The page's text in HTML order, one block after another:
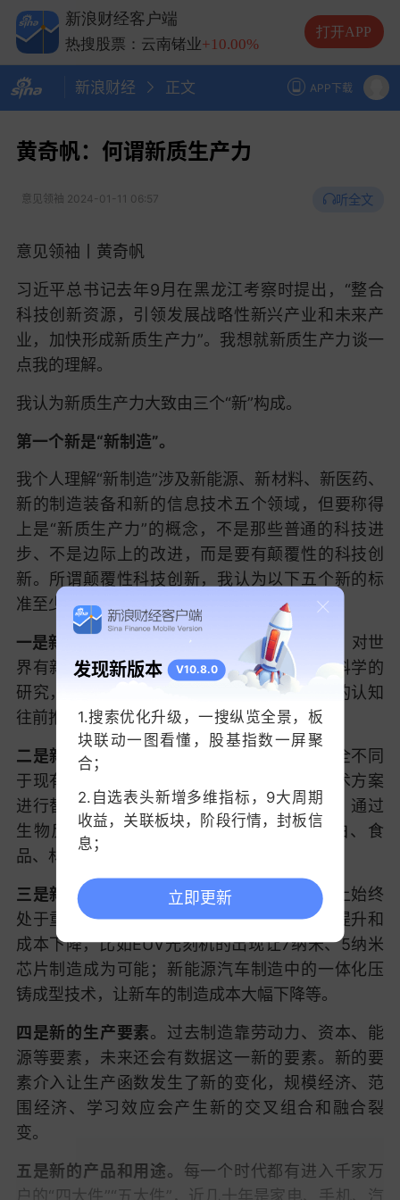
新浪财经客户端
热搜股票：长电科技
热搜股票：云南锗业+10.00%
热搜股票：长鑫科技-4.31%
打开APP
新浪财经 正文 APP下载
黄奇帆：何谓新质生产力
意见领袖 2024-01-11 06:57 听全文
意见领袖丨黄奇帆
习近平总书记去年9月在黑龙江考察时提出，“整合
科技创新资源，引领发展战略性新兴产业和未来产
业，加快形成新质生产力”。我想就新质生产力谈一
点我的理解。
我认为新质生产力大致由三个“新”构成。
第一个新是“新制造”。
我个人理解“新制造”涉及新能源、新材料、新医药、
新的制造装备和新的信息技术五个领域，但要称得
上是“新质生产力”的概念，不是那些普通的科技进
步、不是边际上的改进，而是要有颠覆性的科技创
新。所谓颠覆性科技创新，我认为以下五个新的标
准至少要满足一个：
一是新的科学发现。
这是“0到1”、从无到有的，对世
界有新理解的重大发现。比如量子科学、脑科学的
研究，可能会将人类对世界的认知、对自身的认知
往前推进一大步。
二是新的制造技术
。在原理、路径等方面完全不同
于现有的技术路线，却能够对原有工艺、技术方案
进行替代的制造技术，比如未来的生物制造，通过
生物反应器的方式制造人类需要的各种蛋白、食
品、材料、能源等。
三是新的生产工具
。工具变革在人类发展史上始终
处于重要地位，因为工具的革新带来了效率提升和
成本下降，比如EUV光刻机的出现让7纳米、5纳米
芯片制造成为可能；新能源汽车制造中的一体化压
铸成型技术，让新车的制造成本大幅下降等。
四是新的生产要素。过去制造靠劳动力、资本、能
源等要素，未来还会有数据这一新的要素。新的要
素介入让生产函数发生了新的变化，规模经济、范
围经济、学习效应会产生新的交叉组合和融合裂
变。
五是新的产品和用途。 每一个时代都有进入千家万
户的“四大件”“五大件”，近几十年是家电、手机、汽
发现新版本 V10.8.0
1.搜索优化升级，一搜纵览全景，板
块联动一图看懂，股基指数一屏聚
合；
2.自选表头新增多维指标，9大周期
收益，关联板块，阶段行情，封板信
息；
3.中证指数支持查看历史分时；
立即更新